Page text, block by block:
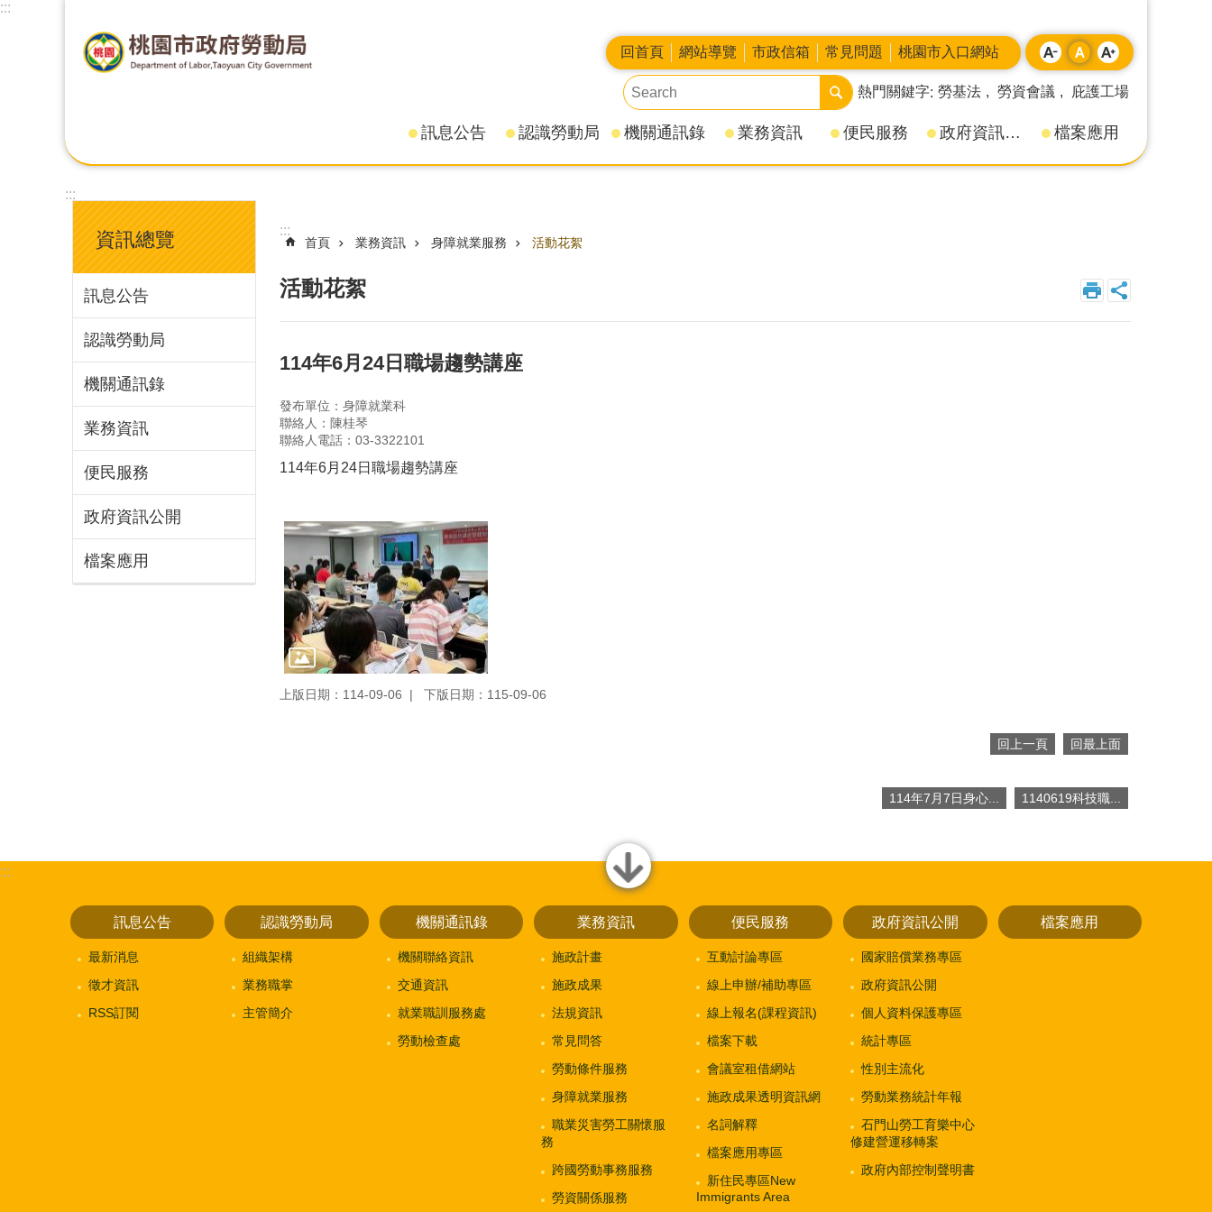
:::
回首頁 網站導覽 市政信箱 常見問題 桃園市入口網站
熱門關鍵字 勞基法 勞資會議 庇護工場
訊息公告 認識勞動局 機關通訊錄 業務資訊 便民服務 政府資訊公開 檔案應用
:::
資訊總覽
訊息公告
認識勞動局
機關通訊錄
業務資訊
便民服務
政府資訊公開
檔案應用
:::
首頁 業務資訊 身障就業服務 活動花絮
活動花絮
114年6月24日職場趨勢講座
發布單位：身障就業科
聯絡人：陳桂琴
聯絡人電話：03-3322101
114年6月24日職場趨勢講座
上版日期：114-09-06 下版日期：115-09-06
回上一頁 回最上面
114年7月7日身心... 1140619科技職...
close
:::
訊息公告
最新消息
徵才資訊
RSS訂閱
認識勞動局
組織架構
業務職掌
主管簡介
機關通訊錄
機關聯絡資訊
交通資訊
就業職訓服務處
勞動檢查處
業務資訊
施政計畫
施政成果
法規資訊
常見問答
勞動條件服務
身障就業服務
職業災害勞工關懷服
務
跨國勞動事務服務
勞資關係服務
便民服務
互動討論專區
線上申辦/補助專區
線上報名(課程資訊)
檔案下載
會議室租借網站
施政成果透明資訊網
名詞解釋
檔案應用專區
新住民專區New
Immigrants Area
政府資訊公開
國家賠償業務專區
政府資訊公開
個人資料保護專區
統計專區
性別主流化
勞動業務統計年報
石門山勞工育樂中心
修建營運移轉案
政府內部控制聲明書
檔案應用